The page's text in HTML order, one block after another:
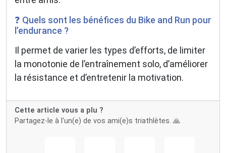
❓ Quels sont les bénéfices du Bike and Run pour
l’endurance ?
Il permet de varier les types d’efforts, de limiter
la monotonie de l’entraînement solo, d’améliorer
la résistance et d’entretenir la motivation.
Cette article vous a plu ?
Partagez-le à l'un(e) de vos ami(e)s triathlètes. 🙏